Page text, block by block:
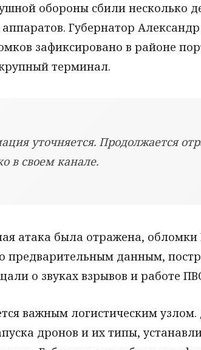
обороны сбили несколько
Губернатор
зафиксировано в районе
терминал.
уточняется. Продолжается
в своем канале.
атака была отражена,
предварительным данным,
о звуках взрывов и работе
важным логистическим
дронов и их типы,